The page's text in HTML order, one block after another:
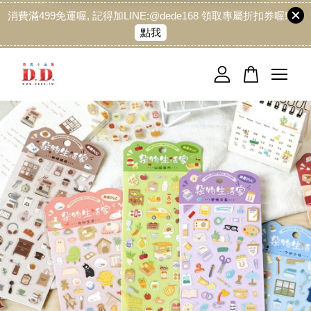
消費滿499免運喔, 記得加LINE:@dede168 領取專屬折扣券喔!
點我
您的購物車目前還是空的。
繼續購物